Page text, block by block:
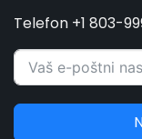
Telefon +1 803-